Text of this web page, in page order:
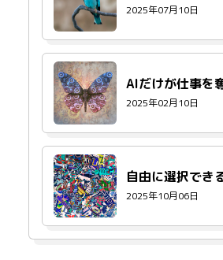
2025年07月10日
AIだけが仕事を
2025年02月10日
自由に選択でき
2025年10月06日